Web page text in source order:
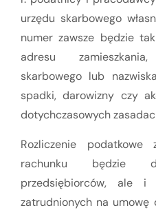
urzędu skarbowego
numer zawsze będzie
adresu
skarbowego lub
spadki, darowizny czy
dotychczasowych
Rozliczenie
rachunku będzie
przedsiębiorców, ale i
zatrudnionych na umowę